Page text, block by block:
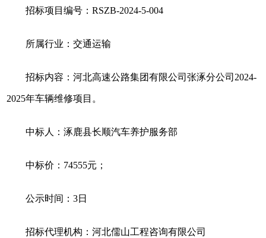
招标项目编号：RSZB-2024-5-004
所属行业：交通运输
招标内容：河北高速公路集团有限公司张涿分公司2024-
2025年车辆维修项目。
中标人：涿鹿县长顺汽车养护服务部
中标价：74555元；
公示时间：3日
招标代理机构：河北儒山工程咨询有限公司